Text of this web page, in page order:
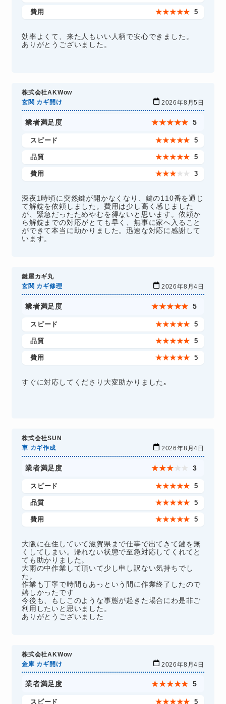
費用 ★★★★★ 5
効率よくて、来た人もいい人柄で安心できました。
ありがとうございました。
株式会社AKWow
玄関 カギ開け
2026年8月5日
業者満足度 ★★★★★ 5
スピード ★★★★★ 5
品質 ★★★★★ 5
費用 ★★★ ★ ★ 3
深夜1時頃に突然鍵が開かなくなり、鍵の110番を通じ
て解錠を依頼しました。費用は少し高く感じました
が、緊急だったためやむを得ないと思います。依頼か
ら解錠までの対応がとても早く、無事に家へ入ること
ができて本当に助かりました。迅速な対応に感謝して
います。
鍵屋カギ丸
玄関 カギ修理
2026年8月4日
業者満足度 ★★★★★ 5
スピード ★★★★★ 5
品質 ★★★★★ 5
費用 ★★★★★ 5
すぐに対応してくださり大変助かりました｡
株式会社SUN
車 カギ作成
2026年8月4日
業者満足度 ★★★ ★ ★ 3
スピード ★★★★★ 5
品質 ★★★★★ 5
費用 ★★★★★ 5
大阪に在住していて滋賀県まで仕事で出てきて鍵を無
くしてしまい。帰れない状態で至急対応してくれてと
ても助かりました。
大雨の中作業して頂いて少し申し訳ない気持ちでし
た。
作業も丁寧で時間もあっという間に作業終了したので
嬉しかったです
今後も、もしこのような事態が起きた場合にわ是非ご
利用したいと思いました。
ありがとうございました
株式会社AKWow
金庫 カギ開け
2026年8月4日
業者満足度 ★★★★★ 5
スピード ★★★★★ 5